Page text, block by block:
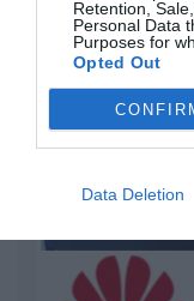
Retention,
Personal Data
Purposes for
Opted Out
Data Deletion
Enormes
por Eulogio López